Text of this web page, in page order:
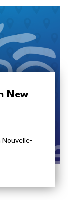
New
Nouvelle-